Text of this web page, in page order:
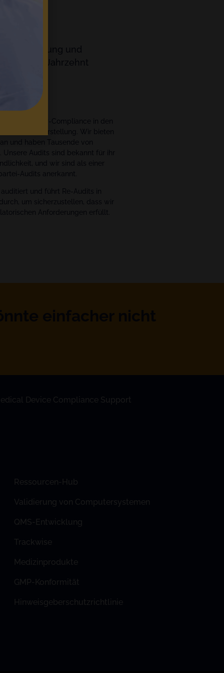
und
einem Jahrzehnt
und GxP-Compliance in den
Wir bieten
und haben Tausende von
Audits sind bekannt für ihr
und wir sind als einer
Audits anerkannt.
und führt Re-Audits in
um sicherzustellen, dass wir
Anforderungen erfüllt.
Device Compliance Support
Ressourcen-Hub
Validierung von Computersystemen
QMS-Entwicklung
Trackwise
Medizinprodukte
GMP-Konformität
Hinweisgeberschutzrichtlinie